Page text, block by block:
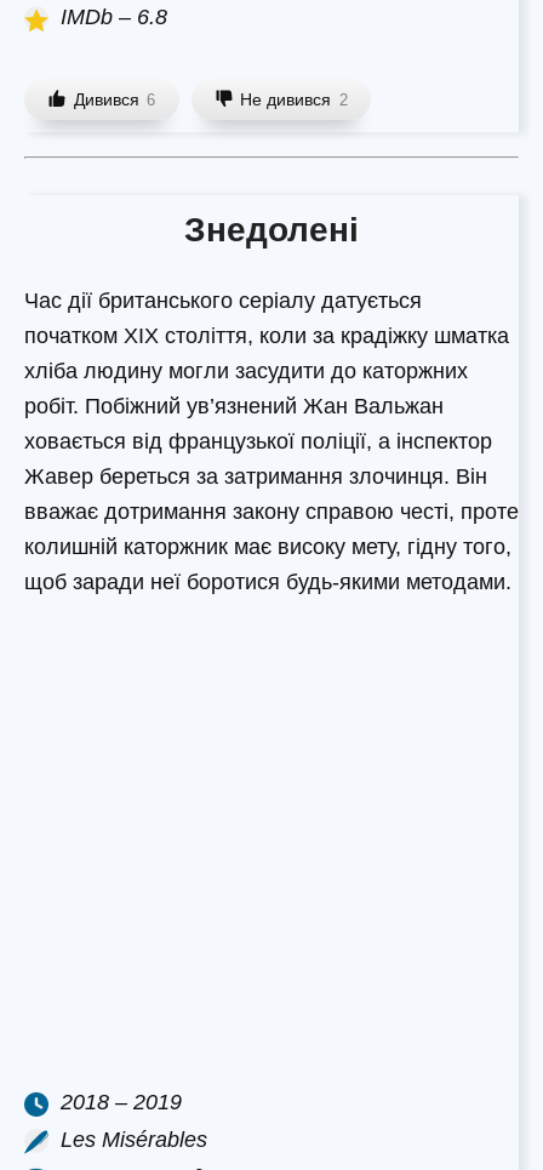
IMDb – 6.8
Дивився 6 Не дивився 2
Знедолені
Час дії британського серіалу датується
початком XIX століття, коли за крадіжку шматка
хліба людину могли засудити до каторжних
робіт. Побіжний ув’язнений Жан Вальжан
ховається від французької поліції, а інспектор
Жавер береться за затримання злочинця. Він
вважає дотримання закону справою честі, проте
колишній каторжник має високу мету, гідну того,
щоб заради неї боротися будь-якими методами.
2018 – 2019
Les Misérables